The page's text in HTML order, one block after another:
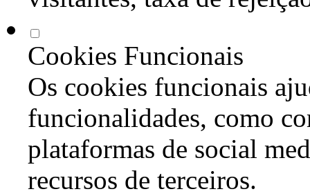
Cookies Funcionais
Os cookies funcionais
funcionalidades, como
plataformas de social
recursos de terceiros.